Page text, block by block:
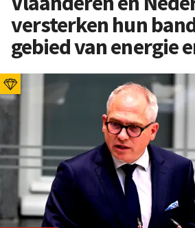
versterken hun
gebied van energie